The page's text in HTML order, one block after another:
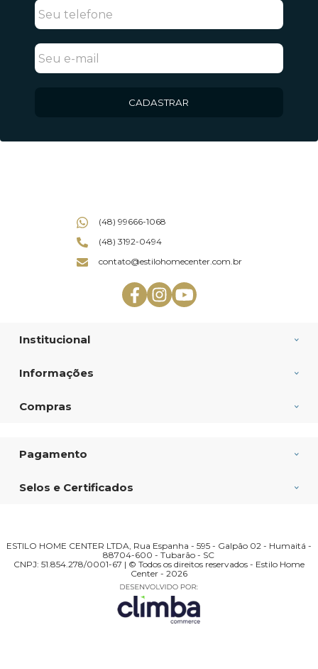
CADASTRAR
Institucional
Informações
Compras
(48) 99666-1068
(48) 3192-0494
contato@estilohomecenter.com.br
Pagamento
Selos e Certificados
ESTILO HOME CENTER LTDA, Rua Espanha - 595 - Galpão 02 - Humaitá -
88704-600 - Tubarão - SC
CNPJ: 51.854.278/0001-67 | © Todos os direitos reservados - Estilo Home
Center - 2026